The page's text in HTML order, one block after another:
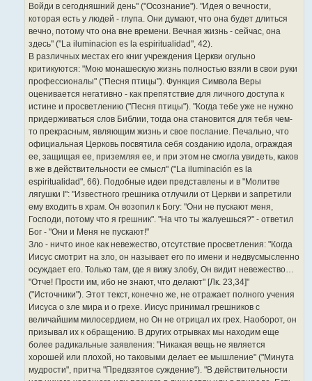
Войди в сегодняшний день" ("Осознание"). "Идея о вечности,
которая есть у людей - глупа. Они думают, что она будет длиться
вечно, потому что она вне времени. Вечная жизнь - сейчас, она
здесь" ("La iluminacion es la espiritualidad", 42).
В различных местах его книг учреждения Церкви огульно
критикуются: "Мою монашескую жизнь полностью взяли в свои руки
профессионалы" ("Песня птицы"). Функция Символа Веры
оценивается негативно - как препятствие для личного доступа к
истине и просветлению ("Песня птицы"). "Когда тебе уже не нужно
придерживаться слов Библии, тогда она становится для тебя чем-
то прекрасным, являющим жизнь и свое послание. Печально, что
официальная Церковь посвятила себя созданию идола, ограждая
ее, защищая ее, приземляя ее, и при этом не смогла увидеть, каков
в же в действительности ее смысл" ("La iluminación es la
espiritualidad", 66). Подобные идеи представлены и в "Молитве
лягушки I": "Известного грешника отлучили от Церкви и запретили
ему входить в храм. Он возопил к Богу: "Они не пускают меня,
Господи, потому что я грешник". "На что ты жалуешься?" - ответил
Бог - "Они и Меня не пускают!"
Зло - ничто иное как невежество, отсутствие просветления: "Когда
Иисус смотрит на зло, он называет его по имени и недвусмысленно
осуждает его. Только там, где я вижу злобу, Он видит невежество…
"Отче! Прости им, ибо не знают, что делают" [Лк. 23,34]"
("Источники"). Этот текст, конечно же, не отражает полного учения
Иисуса о зле мира и о грехе. Иисус принимал грешников с
величайшим милосердием, но Он не отрицал их грех. Наоборот, он
призывал их к обращению. В других отрывках мы находим еще
более радикальные заявления: "Никакая вещь не является
хорошей или плохой, но таковыми делает ее мышление" ("Минута
мудрости", притча "Предвзятое суждение"). "В действительности